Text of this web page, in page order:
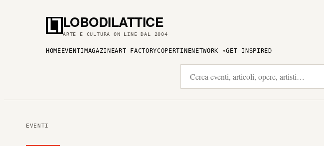
LOBODILATTICE
ARTE E CULTURA ON LINE DAL 2004
HOME EVENTI MAGAZINEART FACTORYCOPERTINENETWORK GET INSPIRED
EVENTI